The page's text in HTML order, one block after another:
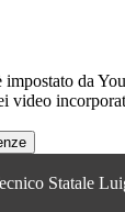
da
video
Statale